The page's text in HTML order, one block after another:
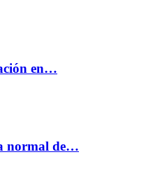
en…
normal de…